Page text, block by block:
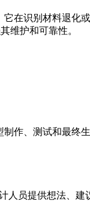
在识别材料退化
维护和可靠性。
作、测试和最终
人员提供想法、